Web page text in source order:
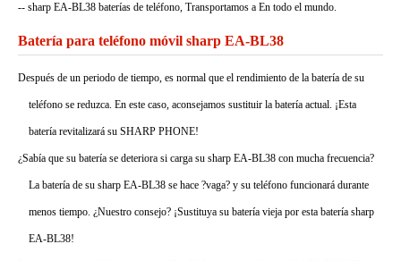
-- sharp EA-BL38 baterías de teléfono, Transportamos a En todo el mundo.
Batería para teléfono móvil sharp EA-BL38
Después de un periodo de tiempo, es normal que el rendimiento de la batería de su
teléfono se reduzca. En este caso, aconsejamos sustituir la batería actual. ¡Esta
batería revitalizará su SHARP PHONE!
¿Sabía que su batería se deteriora si carga su sharp EA-BL38 con mucha frecuencia?
La batería de su sharp EA-BL38 se hace ?vaga? y su teléfono funcionará durante
menos tiempo. ¿Nuestro consejo? ¡Sustituya su batería vieja por esta batería sharp
EA-BL38!